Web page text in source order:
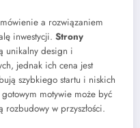
a rozwiązaniem
inwestycji. Strony
unikalny design i
jednak ich cena jest
szybkiego startu i niskich
motywie może być
w przyszłości.